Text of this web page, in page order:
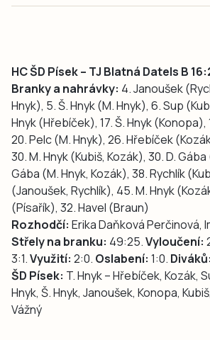
HC ŠD Písek – TJ Blatná Datels B
Branky a nahrávky: 4. Janoušek
Hnyk), 5. Š. Hnyk (M. Hnyk), 6. Sup
Hnyk (Hřebíček), 17. Š. Hnyk (Konopa),
20. Pelc (M. Hnyk), 26. Hřebíček
30. M. Hnyk (Kubiš, Kozák), 30. D.
Gába (M. Hnyk, Kozák), 38. Rychlík
(Janoušek, Rychlík), 45. M. Hnyk
(Písařík), 32. Havel (Braun)
Rozhodčí: Erika Daňková Perčinová,
Střely na branku: 49:25.Vyloučení:
3:1.Využití: 2:0. Oslabení: 1:0. Diváků:
ŠD Písek: T. Hnyk – Hřebíček, Kozák,
Hnyk, Š. Hnyk, Janoušek, Konopa,
Vážný